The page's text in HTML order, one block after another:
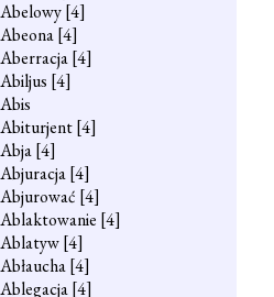
Abelowy[4]
Abeona[4]
Aberracja[4]
Abiljus [4]
Abis
Abiturjent[4]
Abja[4]
Abjuracja[4]
Abjurować [4]
Ablaktowanie [4]
Ablatyw[4]
Abłaucha[4]
Ablegacja[4]